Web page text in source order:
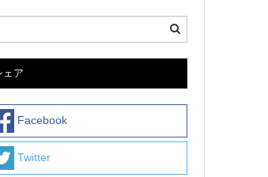
ェア
Facebook
Twitter